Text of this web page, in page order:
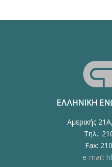
Αμερικής
Τηλ.:
Fax:
e-mail: